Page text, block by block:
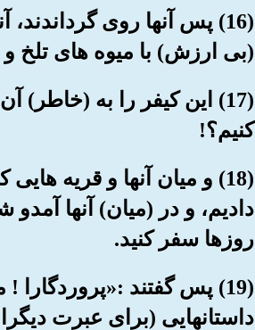
(16) پس آنها روی
(بی ارزش) با میوه های تلخ
(17) این کیفر را به (خاطر)
کنیم؟!
(18) و میان آنها و قریه
دادیم، و در (میان) آنها
روزها سفر کنید.
(19) پس گفتند
داستانهایی (برای عبرت